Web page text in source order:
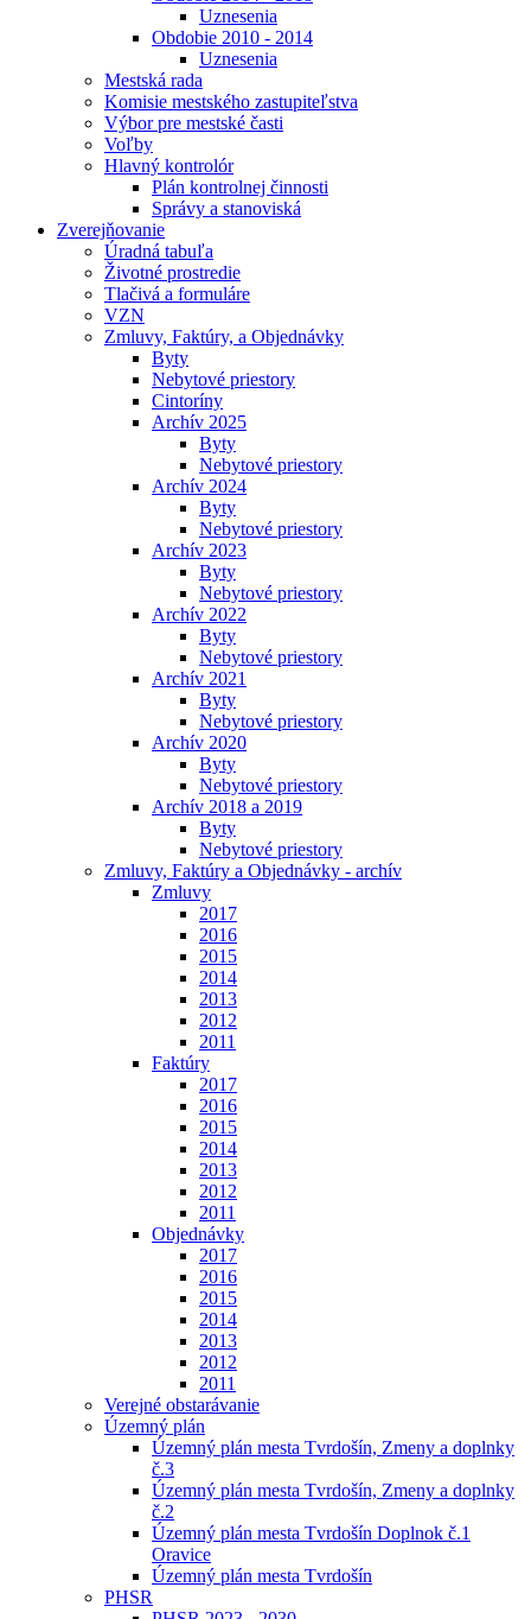
Uznesenia
Obdobie 2010 - 2014
Uznesenia
Mestská rada
Komisie mestského zastupiteľstva
Výbor pre mestské časti
Voľby
Hlavný kontrolór
Plán kontrolnej činnosti
Správy a stanoviská
Zverejňovanie
Úradná tabuľa
Životné prostredie
Tlačivá a formuláre
VZN
Zmluvy, Faktúry, a Objednávky
Byty
Nebytové priestory
Cintoríny
Archív 2025
Byty
Nebytové priestory
Archív 2024
Byty
Nebytové priestory
Archív 2023
Byty
Nebytové priestory
Archív 2022
Byty
Nebytové priestory
Archív 2021
Byty
Nebytové priestory
Archív 2020
Byty
Nebytové priestory
Archív 2018 a 2019
Byty
Nebytové priestory
Zmluvy, Faktúry a Objednávky - archív
Zmluvy
2017
2016
2015
2014
2013
2012
2011
Faktúry
2017
2016
2015
2014
2013
2012
2011
Objednávky
2017
2016
2015
2014
2013
2012
2011
Verejné obstarávanie
Územný plán
Územný plán mesta Tvrdošín, Zmeny a doplnky
č.3
Územný plán mesta Tvrdošín, Zmeny a doplnky
č.2
Územný plán mesta Tvrdošín Doplnok č.1
Oravice
Územný plán mesta Tvrdošín
PHSR